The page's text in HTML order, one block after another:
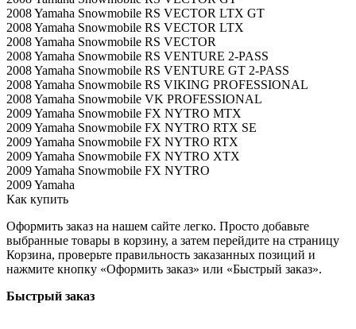
2008 Yamaha Snowmobile RS VECTOR LTX GT
2008 Yamaha Snowmobile RS VECTOR LTX
2008 Yamaha Snowmobile RS VECTOR
2008 Yamaha Snowmobile RS VENTURE 2-PASS
2008 Yamaha Snowmobile RS VENTURE GT 2-PASS
2008 Yamaha Snowmobile RS VIKING PROFESSIONAL
2008 Yamaha Snowmobile VK PROFESSIONAL
2009 Yamaha Snowmobile FX NYTRO MTX
2009 Yamaha Snowmobile FX NYTRO RTX SE
2009 Yamaha Snowmobile FX NYTRO RTX
2009 Yamaha Snowmobile FX NYTRO XTX
2009 Yamaha Snowmobile FX NYTRO
2009 Yamaha
Как купить
Оформить заказ на нашем сайте легко. Просто добавьте
выбранные товары в корзину, а затем перейдите на страницу
Корзина, проверьте правильность заказанных позиций и
нажмите кнопку «Оформить заказ» или «Быстрый заказ».
Быстрый заказ